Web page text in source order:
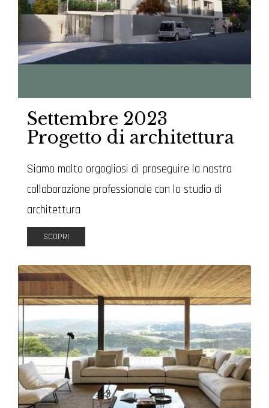
Settembre 2023
Progetto di architettura
Siamo molto orgogliosi di proseguire la nostra
collaborazione professionale con lo studio di
architettura
SCOPRI